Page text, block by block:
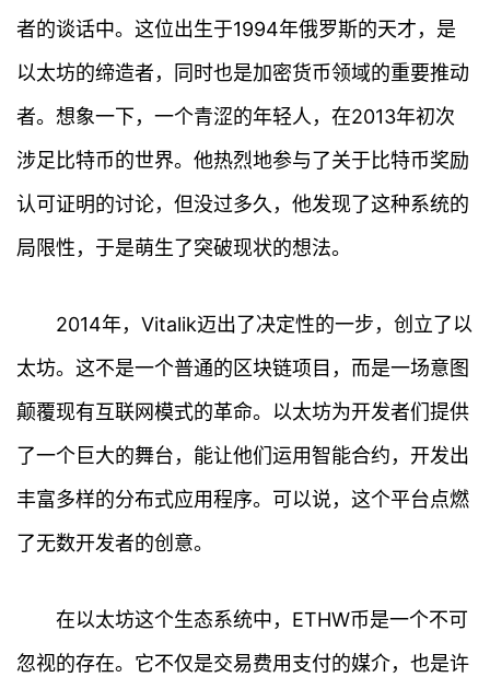
者的谈话中。这位出生于1994年俄罗斯的天才，是
以太坊的缔造者，同时也是加密货币领域的重要推动
者。想象一下，一个青涩的年轻人，在2013年初次
涉足比特币的世界。他热烈地参与了关于比特币奖励
认可证明的讨论，但没过多久，他发现了这种系统的
局限性，于是萌生了突破现状的想法。
2014年，Vitalik迈出了决定性的一步，创立了以
太坊。这不是一个普通的区块链项目，而是一场意图
颠覆现有互联网模式的革命。以太坊为开发者们提供
了一个巨大的舞台，能让他们运用智能合约，开发出
丰富多样的分布式应用程序。可以说，这个平台点燃
了无数开发者的创意。
在以太坊这个生态系统中，ETHW币是一个不可
忽视的存在。它不仅是交易费用支付的媒介，也是许